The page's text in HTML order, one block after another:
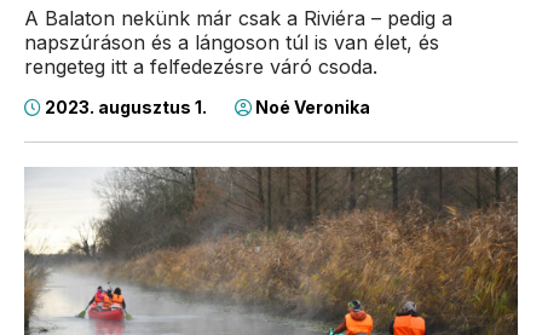
A Balaton nekünk már csak a Riviéra – pedig a
napszúráson és a lángoson túl is van élet, és
rengeteg itt a felfedezésre váró csoda.
2023. augusztus 1. Noé Veronika